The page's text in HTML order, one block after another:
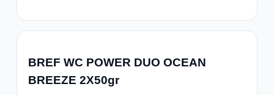
BREF WC POWER DUO OCEAN
BREEZE 2X50gr